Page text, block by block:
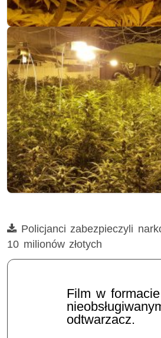
Film
Policjanci zabezpieczyli
10 milionów złotych
Film w formacie
odtwarzacz.